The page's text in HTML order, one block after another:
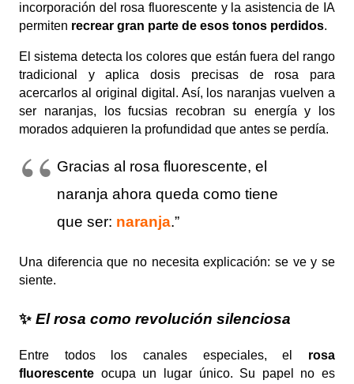
incorporación del rosa fluorescente y la asistencia de IA
permiten recrear gran parte de esos tonos perdidos.
El sistema detecta los colores que están fuera del rango
tradicional y aplica dosis precisas de rosa para
acercarlos al original digital. Así, los naranjas vuelven a
ser naranjas, los fucsias recobran su energía y los
morados adquieren la profundidad que antes se perdía.
Gracias al rosa fluorescente, el
naranja ahora queda como tiene
que ser: naranja.”
Una diferencia que no necesita explicación: se ve y se
siente.
✨ El rosa como revolución silenciosa
Entre todos los canales especiales, el rosa
fluorescente ocupa un lugar único. Su papel no es